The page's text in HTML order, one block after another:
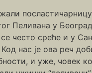
Пеливана у
често среће и у
нас је ова реч
и уже, човек